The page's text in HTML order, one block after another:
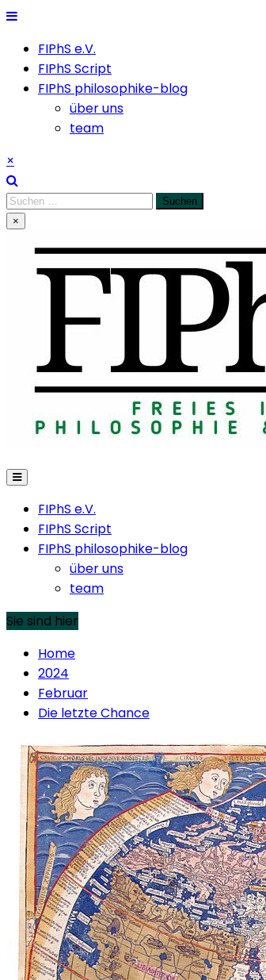
Skip
contentFIPhS e.V.
FIPhS Script
FIPhS philosophike-blog
über uns
team
×
Suchen
nach:
×
FIPhS e.V.
FIPhS Script
FIPhS philosophike-blog
über uns
team
Sie sind hier
Home
2024
Februar
Die letzte Chance